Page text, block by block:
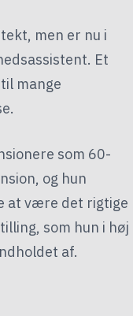
men er nu i
Et
mange
som 60-
og hun
at være det rigtige
som hun i høj
af.